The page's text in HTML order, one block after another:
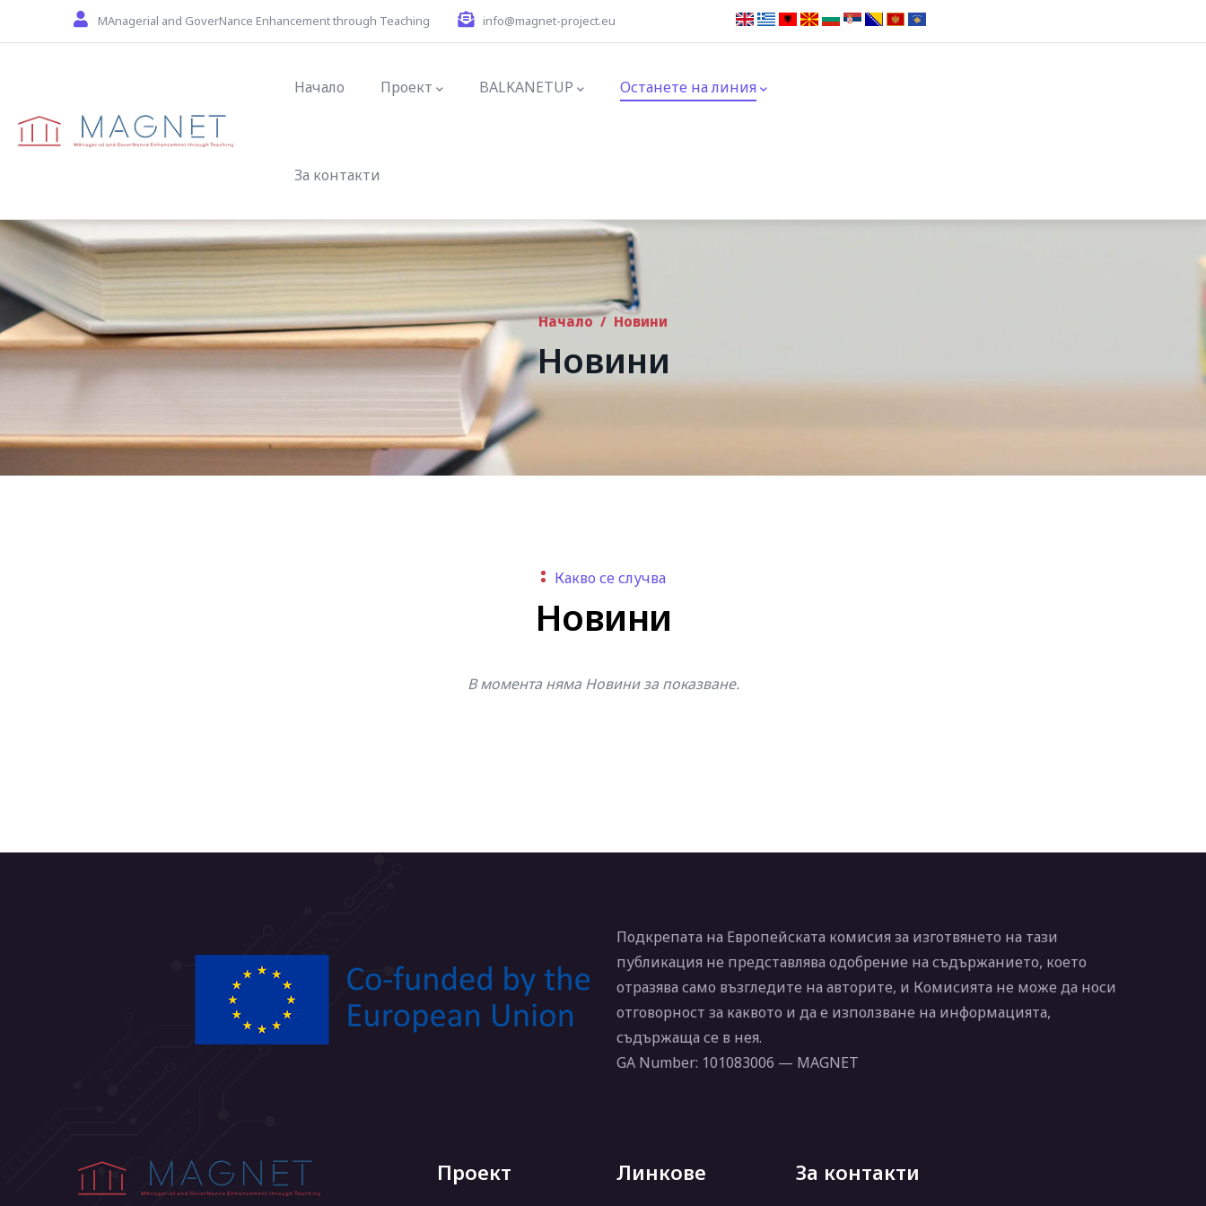
Skip to main contentMAnagerial and GoverNance Enhancement through Teaching info@magnet-project.eu
Начало Проект BALKANETUP Останете на линия
За контакти
Начало / Новини
Новини
Какво се случва
Новини
В момента няма Hовини за показване.
Подкрепата на Европейската комисия за изготвянето на тази
публикация не представлява одобрение на съдържанието, което
отразява само възгледите на авторите, и Комисията не може да носи
отговорност за каквото и да е използване на информацията,
съдържаща се в нея.
GA Number: 101083006 — MAGNET
Проект Линкове За контакти